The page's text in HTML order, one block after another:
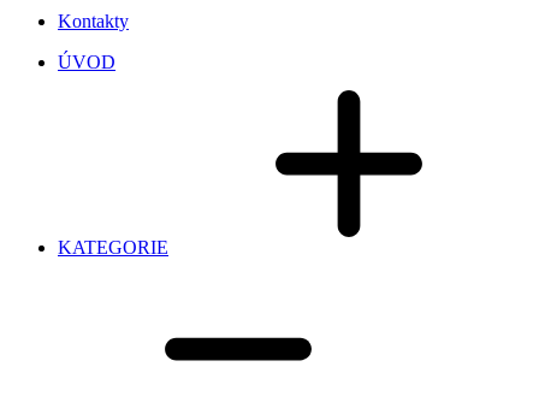
Kontakty
ÚVOD
KATEGORIE